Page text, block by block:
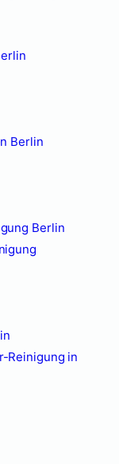
Berlin
Berlin
Reinigung in